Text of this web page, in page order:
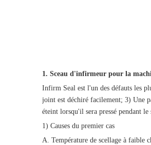
1. Sceau d'infirmeur pour la
Infirm Seal est l'un des défauts les
joint est déchiré facilement; 3) Une
éteint lorsqu'il sera pressé pendant
1) Causes du premier cas
A. Température de scellage à faible